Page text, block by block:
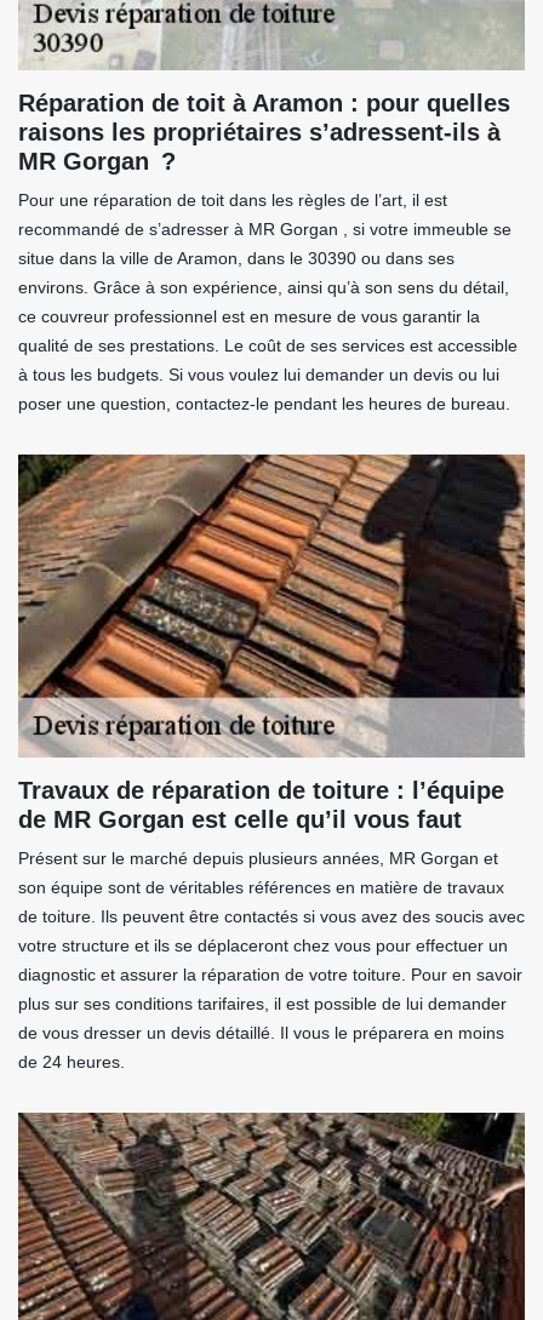
Réparation de toit à Aramon : pour quelles
raisons les propriétaires s’adressent-ils à
MR Gorgan ?
Pour une réparation de toit dans les règles de l’art, il est
recommandé de s’adresser à MR Gorgan , si votre immeuble se
situe dans la ville de Aramon, dans le 30390 ou dans ses
environs. Grâce à son expérience, ainsi qu’à son sens du détail,
ce couvreur professionnel est en mesure de vous garantir la
qualité de ses prestations. Le coût de ses services est accessible
à tous les budgets. Si vous voulez lui demander un devis ou lui
poser une question, contactez-le pendant les heures de bureau.
Travaux de réparation de toiture : l’équipe
de MR Gorgan est celle qu’il vous faut
Présent sur le marché depuis plusieurs années, MR Gorgan et
son équipe sont de véritables références en matière de travaux
de toiture. Ils peuvent être contactés si vous avez des soucis avec
votre structure et ils se déplaceront chez vous pour effectuer un
diagnostic et assurer la réparation de votre toiture. Pour en savoir
plus sur ses conditions tarifaires, il est possible de lui demander
de vous dresser un devis détaillé. Il vous le préparera en moins
de 24 heures.